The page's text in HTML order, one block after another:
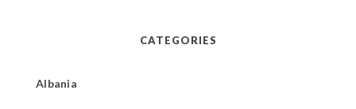
CATEGORIES
Albania